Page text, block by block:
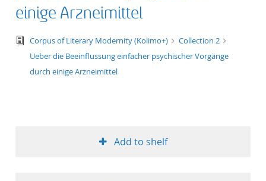
einige Arzneimittel
text/tg.edition+tg.aggregation+xml
Corpus of Literary Modernity (Kolimo+)
Collection 2
Ueber die Beeinflussung einfacher psychischer Vorgänge
durch einige Arzneimittel
Add to shelf